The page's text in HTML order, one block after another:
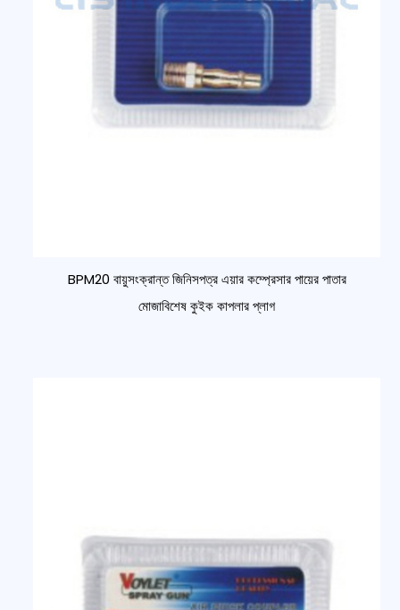
BPM20 বায়ুসংক্রান্ত জিনিসপত্র এয়ার কম্প্রেসার পায়ের পাতার
মোজাবিশেষ কুইক কাপলার প্লাগ